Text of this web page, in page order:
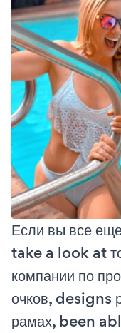
Если вы все
take a look at
компании по
очков, designs
рамах, been